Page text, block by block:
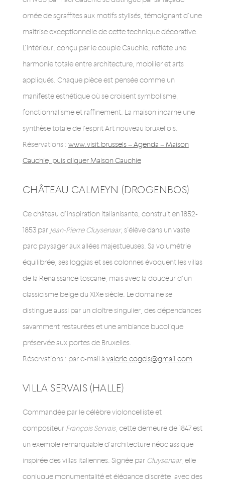
ornée de sgraffites aux motifs stylisés, témoignant d’une
maîtrise exceptionnelle de cette technique décorative.
L’intérieur, conçu par le couple Cauchie, reflète une
harmonie totale entre architecture, mobilier et arts
appliqués. Chaque pièce est pensée comme un
manifeste esthétique où se croisent symbolisme,
fonctionnalisme et raffinement. La maison incarne une
synthèse totale de l’esprit Art nouveau bruxellois.
Réservations : www.visit.brussels – Agenda – Maison
Cauchie, puis cliquer Maison Cauchie
CHÂTEAU CALMEYN (DROGENBOS)
Ce château d’inspiration italianisante, construit en 1852-
1853 par Jean-Pierre Cluysenaar, s’élève dans un vaste
parc paysager aux allées majestueuses. Sa volumétrie
équilibrée, ses loggias et ses colonnes évoquent les villas
de la Renaissance toscane, mais avec la douceur d’un
classicisme belge du XIXe siècle. Le domaine se
distingue aussi par un cloître singulier, des dépendances
savamment restaurées et une ambiance bucolique
préservée aux portes de Bruxelles.
Réservations : par e-mail à valerie.cogels@gmail.com
VILLA SERVAIS (HALLE)
Commandée par le célèbre violoncelliste et
compositeur François Servais, cette demeure de 1847 est
un exemple remarquable d’architecture néoclassique
inspirée des villas italiennes. Signée par Cluysenaar, elle
conjugue monumentalité et élégance discrète, avec des